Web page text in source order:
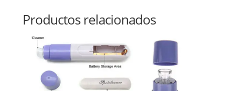
Productos relacionados